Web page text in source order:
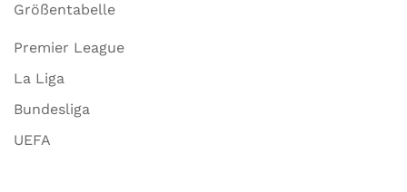
Größentabelle
Premier League
La Liga
Bundesliga
UEFA